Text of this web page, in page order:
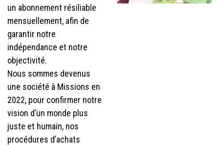
un abonnement résiliable
mensuellement, afin de
garantir notre
indépendance et notre
objectivité.
Nous sommes devenus
une société à Missions en
2022, pour confirmer notre
vision d’un monde plus
juste et humain, nos
procédures d’achats